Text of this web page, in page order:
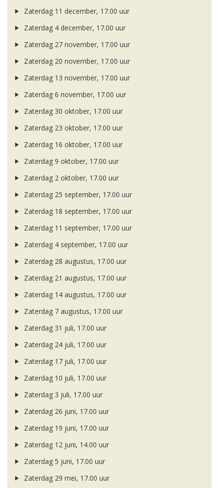
Zaterdag 11 december, 17.00 uur
Zaterdag 4 december, 17.00 uur
Zaterdag 27 november, 17.00 uur
Zaterdag 20 november, 17.00 uur
Zaterdag 13 november, 17.00 uur
Zaterdag 6 november, 17.00 uur
Zaterdag 30 oktober, 17.00 uur
Zaterdag 23 oktober, 17.00 uur
Zaterdag 16 oktober, 17.00 uur
Zaterdag 9 oktober, 17.00 uur
Zaterdag 2 oktober, 17.00 uur
Zaterdag 25 september, 17.00 uur
Zaterdag 18 september, 17.00 uur
Zaterdag 11 september, 17.00 uur
Zaterdag 4 september, 17.00 uur
Zaterdag 28 augustus, 17.00 uur
Zaterdag 21 augustus, 17.00 uur
Zaterdag 14 augustus, 17.00 uur
Zaterdag 7 augustus, 17.00 uur
Zaterdag 31 juli, 17.00 uur
Zaterdag 24 juli, 17.00 uur
Zaterdag 17 juli, 17.00 uur
Zaterdag 10 juli, 17.00 uur
Zaterdag 3 juli, 17.00 uur
Zaterdag 26 juni, 17.00 uur
Zaterdag 19 juni, 17.00 uur
Zaterdag 12 juni, 14.00 uur
Zaterdag 5 juni, 17.00 uur
Zaterdag 29 mei, 17.00 uur